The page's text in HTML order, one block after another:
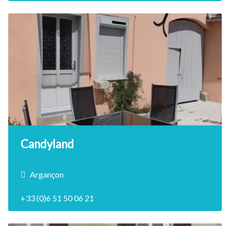
8 Personne(s)
4 Chambre(s)
Animaux admis
DÉCOUVRIR
Candyland
Argançon
+33 (0)6 51 50 06 21
6 Personne(s)